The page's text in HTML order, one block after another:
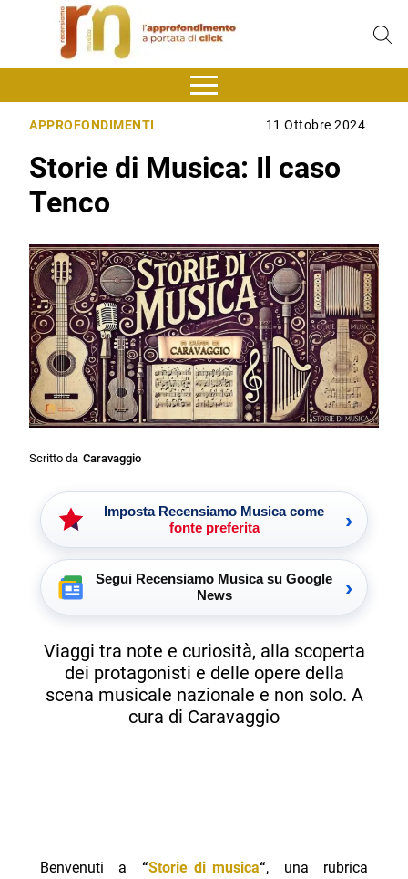
APPROFONDIMENTI 11 Ottobre 2024
Storie di Musica: Il caso
Tenco
Scritto da Caravaggio
Imposta Recensiamo Musica come
fonte preferita
›
Segui Recensiamo Musica su Google
News
›
Viaggi tra note e curiosità, alla scoperta
dei protagonisti e delle opere della
scena musicale nazionale e non solo. A
cura di Caravaggio
Benvenuti a “Storie di musica“, una rubrica